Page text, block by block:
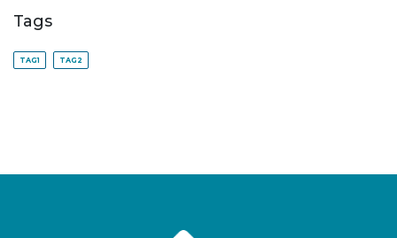
Tags
TAG1 TAG2